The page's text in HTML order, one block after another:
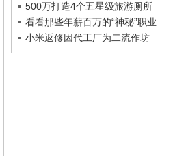
500万打造4个五星级旅游厕所
看看那些年薪百万的“神秘”职业
小米返修因代工厂为二流作坊